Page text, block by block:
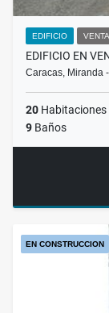
EDIFICIO VENTA
EDIFICIO EN
Caracas, Miranda
20 Habitaciones
9 Baños
EN CONSTRUCCION